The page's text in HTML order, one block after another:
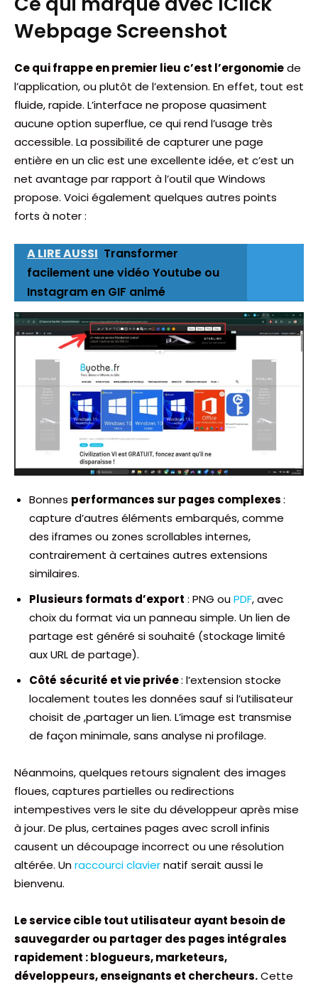
Webpage Screenshot
Ce qui frappe en premier lieu c’est l’ergonomiede
l’application, ou plutôt de l’extension. En effet, tout est
fluide, rapide. L’interface ne propose quasiment
aucune option superflue, ce qui rend l’usage très
accessible. La possibilité de capturer une page
entière en un clic est une excellente idée, et c’est un
net avantage par rapport à l’outil que Windows
propose. Voici également quelques autres points
forts à noter :
A LIRE AUSSI Transformer
facilement une vidéo Youtube ou
Instagram en GIF animé
Bonnes performances sur pages complexes:
capture d’autres éléments embarqués, comme
des iframes ou zones scrollables internes,
contrairement à certaines autres extensions
similaires.
Plusieurs formats d’export : PNG ouPDF, avec
choix du format via un panneau simple. Un lien de
partage est généré si souhaité (stockage limité
aux URL de partage).
Côté sécurité et vie privée: l’extension stocke
localement toutes les données sauf si l’utilisateur
choisit de ,partager un lien. L’image est transmise
de façon minimale, sans analyse ni profilage.
Néanmoins, quelques retours signalent des images
floues, captures partielles ou redirections
intempestives vers le site du développeur après mise
à jour. De plus, certaines pages avec scroll infinis
causent un découpage incorrect ou une résolution
altérée. Unraccourci claviernatif serait aussi le
bienvenu.
Le service cible tout utilisateur ayant besoin de
sauvegarder ou partager des pages intégrales
rapidement : blogueurs, marketeurs,
développeurs, enseignants et chercheurs.Cette